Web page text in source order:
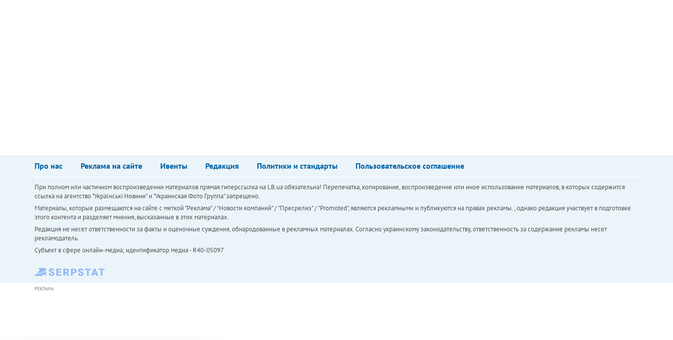
Про нас Реклама на сайте Ивенты Редакция Политики и стандарты Пользовательское соглашение
При полном или частичном воспроизведении материалов прямая гиперссылка на LB.ua обязательна! Перепечатка, копирование, воспроизведение или иное использование материалов, в которых содержится
ссылка на агентство "Українськi Новини" и "Украинская Фото Группа" запрещено.
Материалы, которые размещаются на сайте с меткой "Реклама" / "Новости компаний" / "Пресрелиз" / "Promoted", являются рекламными и публикуются на правах рекламы. , однако редакция участвует в подготовке
этого контента и разделяет мнения, высказанные в этих материалах.
Редакция не несет ответственности за факты и оценочные суждения, обнародованные в рекламных материалах. Согласно украинскому законодательству, ответственность за содержание рекламы несет
рекламодатель.
Субъект в сфере онлайн-медиа; идентификатор медиа - R40-05097
РЕКЛАМА